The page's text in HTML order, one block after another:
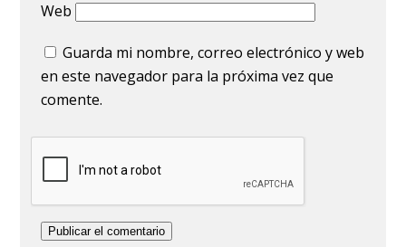
Web
Guarda mi nombre, correo electrónico y web
en este navegador para la próxima vez que
comente.